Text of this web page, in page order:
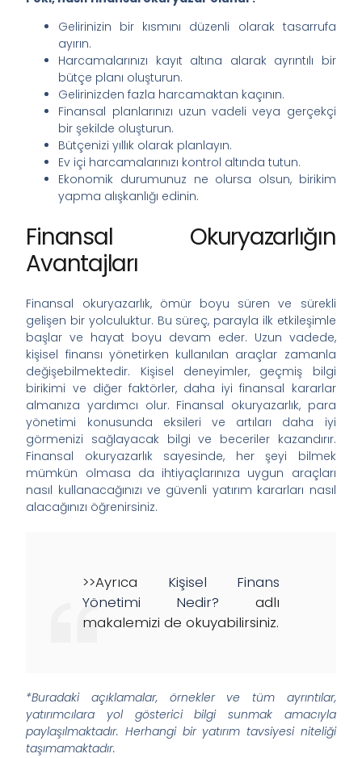
Gelirinizin bir kısmını düzenli olarak tasarrufa
ayırın.
Harcamalarınızı kayıt altına alarak ayrıntılı bir
bütçe planı oluşturun.
Gelirinizden fazla harcamaktan kaçının.
Finansal planlarınızı uzun vadeli veya gerçekçi
bir şekilde oluşturun.
Bütçenizi yıllık olarak planlayın.
Ev içi harcamalarınızı kontrol altında tutun.
Ekonomik durumunuz ne olursa olsun, birikim
yapma alışkanlığı edinin.
Finansal Okuryazarlığın
Avantajları
Finansal okuryazarlık, ömür boyu süren ve sürekli
gelişen bir yolculuktur. Bu süreç, parayla ilk etkileşimle
başlar ve hayat boyu devam eder. Uzun vadede,
kişisel finansı yönetirken kullanılan araçlar zamanla
değişebilmektedir. Kişisel deneyimler, geçmiş bilgi
birikimi ve diğer faktörler, daha iyi finansal kararlar
almanıza yardımcı olur. Finansal okuryazarlık, para
yönetimi konusunda eksileri ve artıları daha iyi
görmenizi sağlayacak bilgi ve beceriler kazandırır.
Finansal okuryazarlık sayesinde, her şeyi bilmek
mümkün olmasa da ihtiyaçlarınıza uygun araçları
nasıl kullanacağınızı ve güvenli yatırım kararları nasıl
alacağınızı öğrenirsiniz.
>>Ayrıca Kişisel Finans
Yönetimi Nedir? adlı
makalemizi de okuyabilirsiniz.
*Buradaki açıklamalar, örnekler ve tüm ayrıntılar,
yatırımcılara yol gösterici bilgi sunmak amacıyla
paylaşılmaktadır. Herhangi bir yatırım tavsiyesi niteliği
taşımamaktadır.